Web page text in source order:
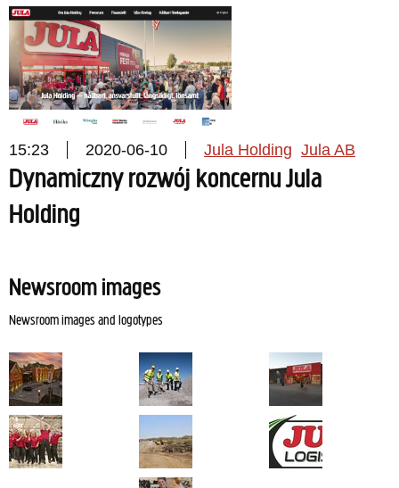
15:23 2020-06-10 Jula Holding Jula AB
Dynamiczny rozwój koncernu Jula
Holding
Newsroom images
Newsroom images and logotypes